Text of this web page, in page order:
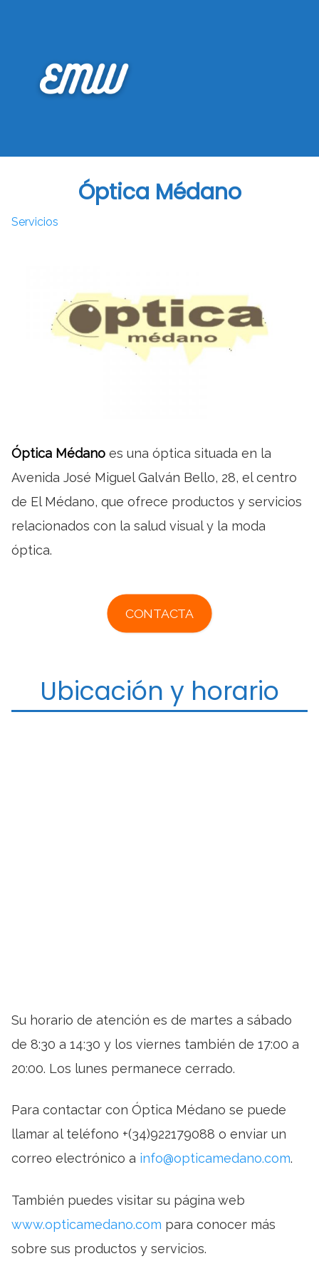
Óptica Médano
Servicios
Óptica Médano es una óptica situada en la
Avenida José Miguel Galván Bello, 28, el centro
de El Médano, que ofrece productos y servicios
relacionados con la salud visual y la moda
óptica.
CONTACTA
Ubicación y horario
Su horario de atención es de martes a sábado
de 8:30 a 14:30 y los viernes también de 17:00 a
20:00. Los lunes permanece cerrado.
Para contactar con Óptica Médano se puede
llamar al teléfono +(34)922179088 o enviar un
correo electrónico a info@opticamedano.com.
También puedes visitar su página web
www.opticamedano.com para conocer más
sobre sus productos y servicios.